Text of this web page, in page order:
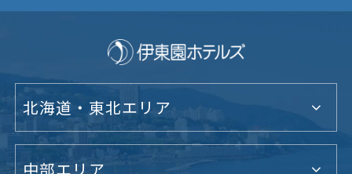
北海道・東北エリア
中部エリア